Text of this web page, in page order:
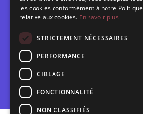
Brèves
Espace scolaire
les cookies conformément à notre Politique
relative aux cookies. En savoir plus
STRICTEMENT NÉCESSAIRES
PERFORMANCE
CIBLAGE
FONCTIONNALITÉ
NON CLASSIFIÉS